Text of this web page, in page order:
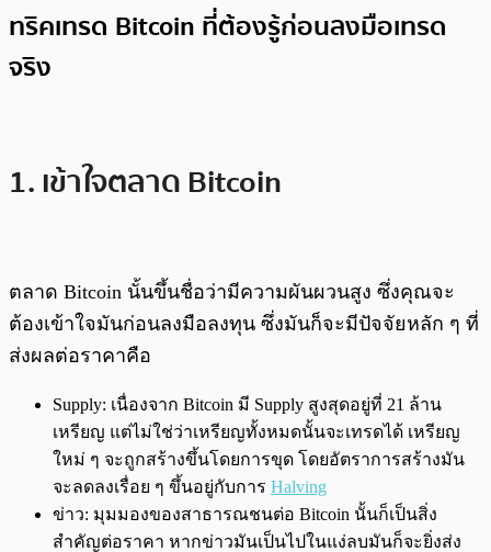
ทริคเทรด Bitcoin ที่ต้องรู้ก่อนลงมือเทรด
จริง
1. เข้าใจตลาด Bitcoin
ตลาด Bitcoin นั้นขึ้นชื่อว่ามีความผันผวนสูง ซึ่งคุณจะ
ต้องเข้าใจมันก่อนลงมือลงทุน ซึ่งมันก็จะมีปัจจัยหลัก ๆ ที่
ส่งผลต่อราคาคือ
Supply: เนื่องจาก Bitcoin มี Supply สูงสุดอยู่ที่ 21 ล้าน
เหรียญ แต่ไม่ใช่ว่าเหรียญทั้งหมดนั้นจะเทรดได้ เหรียญ
ใหม่ ๆ จะถูกสร้างขึ้นโดยการขุด โดยอัตราการสร้างมัน
จะลดลงเรื่อย ๆ ขึ้นอยู่กับการ Halving
ข่าว: มุมมองของสาธารณชนต่อ Bitcoin นั้นก็เป็นสิ่ง
สำคัญต่อราคา หากข่าวมันเป็นไปในแง่ลบมันก็จะยิ่งส่ง